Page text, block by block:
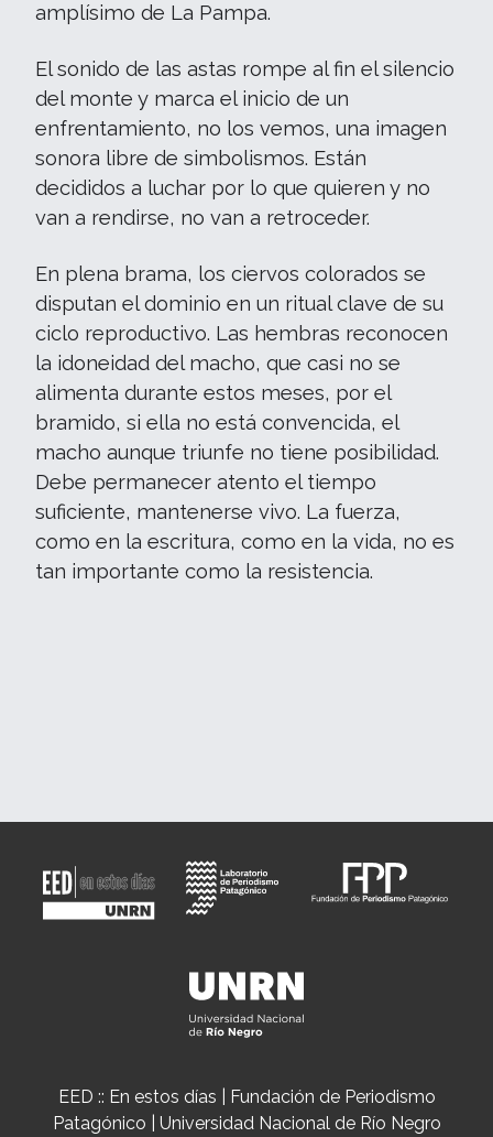
amplísimo de La Pampa.
El sonido de las astas rompe al fin el silencio
del monte y marca el inicio de un
enfrentamiento, no los vemos, una imagen
sonora libre de simbolismos. Están
decididos a luchar por lo que quieren y no
van a rendirse, no van a retroceder.
En plena brama, los ciervos colorados se
disputan el dominio en un ritual clave de su
ciclo reproductivo. Las hembras reconocen
la idoneidad del macho, que casi no se
alimenta durante estos meses, por el
bramido, si ella no está convencida, el
macho aunque triunfe no tiene posibilidad.
Debe permanecer atento el tiempo
suficiente, mantenerse vivo. La fuerza,
como en la escritura, como en la vida, no es
tan importante como la resistencia.
EED :: En estos días | Fundación de Periodismo
Patagónico | Universidad Nacional de Río Negro